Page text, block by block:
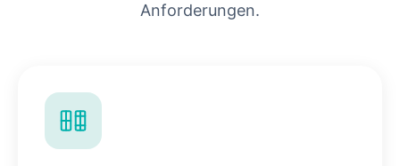
Anforderungen.